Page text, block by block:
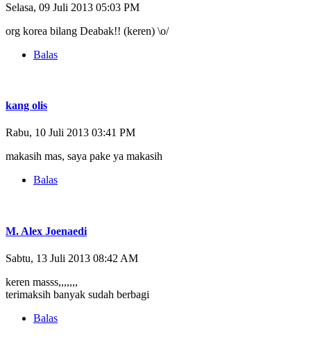
Selasa, 09 Juli 2013 05:03 PM
org korea bilang Deabak!! (keren) \o/
Balas
kang olis
Rabu, 10 Juli 2013 03:41 PM
makasih mas, saya pake ya makasih
Balas
M. Alex Joenaedi
Sabtu, 13 Juli 2013 08:42 AM
keren masss,,,,,,,
terimaksih banyak sudah berbagi
Balas